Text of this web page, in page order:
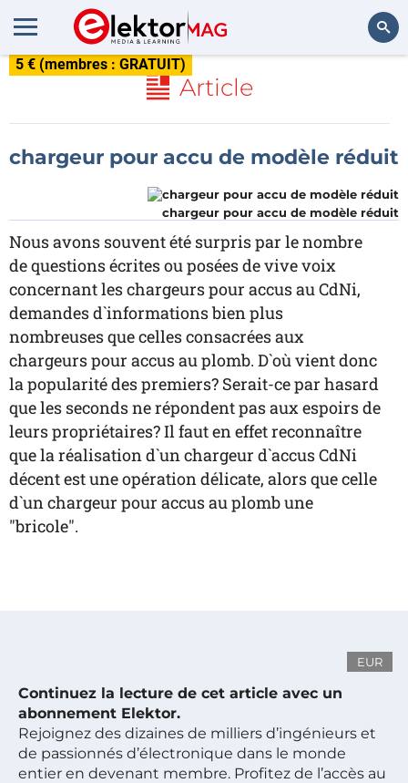
5 € (membres : GRATUIT)
Article
chargeur pour accu de modèle réduit
chargeur pour accu de modèle réduit
Nous avons souvent été surpris par le nombre
de questions écrites ou posées de vive voix
concernant les chargeurs pour accus au CdNi,
demandes d`informations bien plus
nombreuses que celles consacrées aux
chargeurs pour accus au plomb. D`où vient donc
la popularité des premiers? Serait-ce par hasard
que les seconds ne répondent pas aux espoirs de
leurs propriétaires? Il faut en effet reconnaître
que la réalisation d`un chargeur d`accus CdNi
décent est une opération délicate, alors que celle
d`un chargeur pour accus au plomb une
"bricole".
EUR
Continuez la lecture de cet article avec un
abonnement Elektor.
Rejoignez des dizaines de milliers d’ingénieurs et
de passionnés d’électronique dans le monde
entier en devenant membre. Profitez de l’accès au